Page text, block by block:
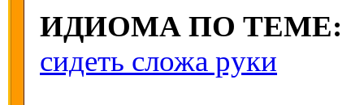
ИДИОМА ПО ТЕМЕ:
сидеть сложа руки